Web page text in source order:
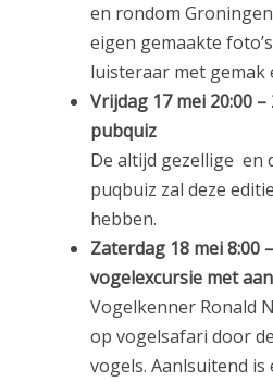
en rondom
eigen gemaakte
luisteraar met gemak
Vrijdag 17 mei 20:00
pubquiz
De altijd gezellige en
puqbuiz zal deze
hebben.
Zaterdag 18 mei 8:00
vogelexcursie met
Vogelkenner Ronald
op vogelsafari door
vogels. Aanlsuitend